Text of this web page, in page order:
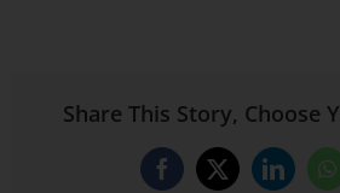
Share This Story, Choose
Facebook
X